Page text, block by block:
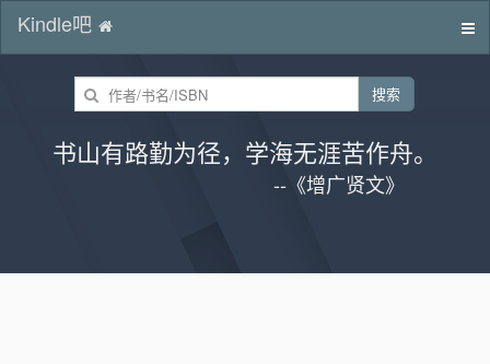
切
换
Kindle吧
搜索
书山有路勤为径，学海无涯苦作舟。
--《增广贤文》